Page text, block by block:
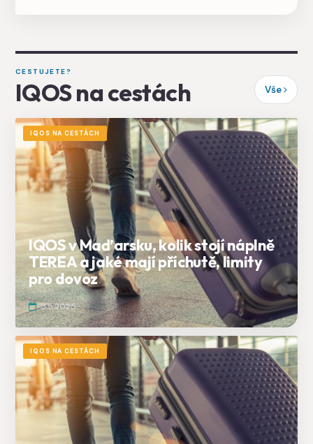
CESTUJETE?
IQOS na cestách Vše
IQOS NA CESTÁCH
IQOS v Maďarsku, kolik stojí náplně
TEREA a jaké mají příchutě, limity
pro dovoz
3.5.2025
IQOS NA CESTÁCH